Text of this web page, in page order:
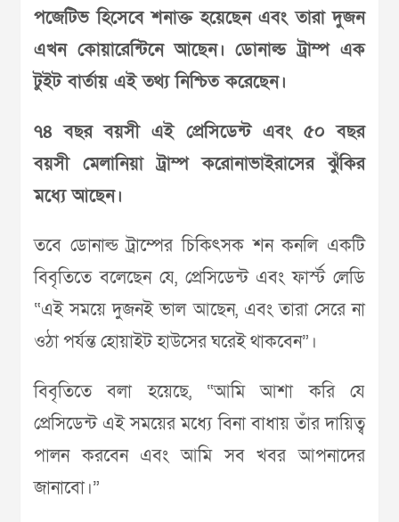
পজেটিভ হিসেবে শনাক্ত হয়েছেন এবং তারা দুজন
এখন কোয়ারেন্টিনে আছেন। ডোনাল্ড ট্রাম্প এক
টুইট বার্তায় এই তথ্য নিশ্চিত করেছেন।
৭৪ বছর বয়সী এই প্রেসিডেন্ট এবং ৫০ বছর
বয়সী মেলানিয়া ট্রাম্প করোনাভাইরাসের ঝুঁকির
মধ্যে আছেন।
তবে ডোনাল্ড ট্রাম্পের চিকিৎসক শন কনলি একটি
বিবৃতিতে বলেছেন যে, প্রেসিডেন্ট এবং ফার্স্ট লেডি
“এই সময়ে দুজনই ভাল আছেন, এবং তারা সেরে না
ওঠা পর্যন্ত হোয়াইট হাউসের ঘরেই থাকবেন”।
বিবৃতিতে বলা হয়েছে, “আমি আশা করি যে
প্রেসিডেন্ট এই সময়ের মধ্যে বিনা বাধায় তাঁর দায়িত্ব
পালন করবেন এবং আমি সব খবর আপনাদের
জানাবো।”